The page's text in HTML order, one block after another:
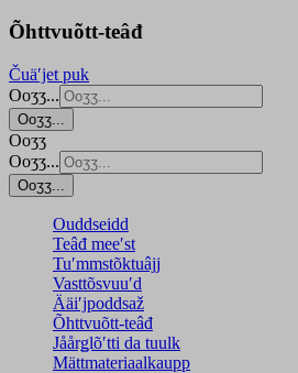
Õhttvuõtt-teâđ
Čuäʹjet puk
Ooʒʒ...
Ooʒʒ...
Ooʒʒ
Ooʒʒ...
Ooʒʒ...
Ouddseidd
Teâđ meeʹst
Tuʹmmstõktuâjj
Vasttõsvuuʹd
Ääiʹjpoddsaž
Õhttvuõtt-teâđ
Jåårǥlõʹtti da tuulk
Mättmateriaalkaupp